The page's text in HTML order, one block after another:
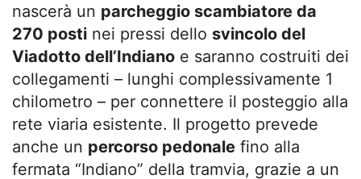
nascerà un parcheggio scambiatore da
270 posti nei pressi dello svincolo del
Viadotto dell’Indiano e saranno costruiti dei
collegamenti – lunghi complessivamente 1
chilometro – per connettere il posteggio alla
rete viaria esistente. Il progetto prevede
anche un percorso pedonale fino alla
fermata “Indiano” della tramvia, grazie a un